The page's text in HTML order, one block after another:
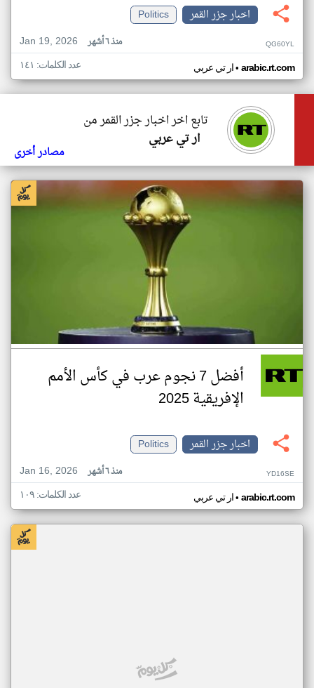
اخبار جزر القمر
Politics
Jan 19, 2026
منذ ٦ أشهر QG60YL
ار تي عربي• arabic.rt.com عدد الكلمات: ١٤١
تابع اخر اخبار جزر القمر من
ار تي عربي
مصادر أخرى
أفضل 7 نجوم عرب في كأس الأمم
الإفريقية 2025
اخبار جزر القمر
Politics
Jan 16, 2026
منذ ٦ أشهر YD16SE
ار تي عربي• arabic.rt.com عدد الكلمات: ١٠٩